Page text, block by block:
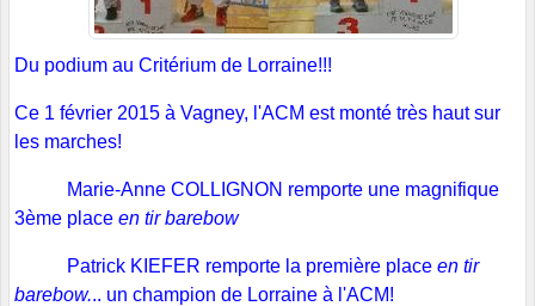
Du podium au Critérium de Lorraine!!!
Ce 1 février 2015 à Vagney, l'ACM est monté très haut sur
les marches!
Marie-Anne COLLIGNON remporte une magnifique
3ème place en tir barebow
Patrick KIEFER remporte la première place en tir
barebow... un champion de Lorraine à l'ACM!